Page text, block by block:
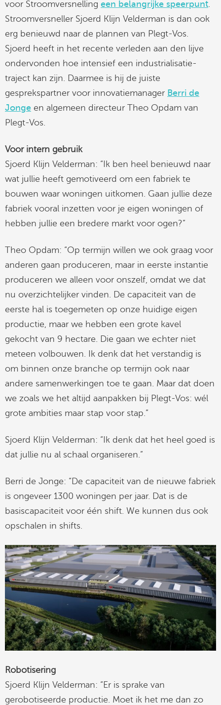
voor Stroomversnelling een belangrijke speerpunt.
Stroomversneller Sjoerd Klijn Velderman is dan ook
erg benieuwd naar de plannen van Plegt-Vos.
Sjoerd heeft in het recente verleden aan den lijve
ondervonden hoe intensief een industrialisatie-
traject kan zijn. Daarmee is hij de juiste
gesprekspartner voor innovatiemanager Berri de
Jonge en algemeen directeur Theo Opdam van
Plegt-Vos.
Voor intern gebruik
Sjoerd Klijn Velderman: “Ik ben heel benieuwd naar
wat jullie heeft gemotiveerd om een fabriek te
bouwen waar woningen uitkomen. Gaan jullie deze
fabriek vooral inzetten voor je eigen woningen of
hebben jullie een bredere markt voor ogen?”
Theo Opdam: “Op termijn willen we ook graag voor
anderen gaan produceren, maar in eerste instantie
produceren we alleen voor onszelf, omdat we dat
nu overzichtelijker vinden. De capaciteit van de
eerste hal is toegemeten op onze huidige eigen
productie, maar we hebben een grote kavel
gekocht van 9 hectare. Die gaan we echter niet
meteen volbouwen. Ik denk dat het verstandig is
om binnen onze branche op termijn ook naar
andere samenwerkingen toe te gaan. Maar dat doen
we zoals we het altijd aanpakken bij Plegt-Vos: wél
grote ambities maar stap voor stap.”
Sjoerd Klijn Velderman: “Ik denk dat het heel goed is
dat jullie nu al schaal organiseren.”
Berri de Jonge: “De capaciteit van de nieuwe fabriek
is ongeveer 1300 woningen per jaar. Dat is de
basiscapaciteit voor één shift. We kunnen dus ook
opschalen in shifts.
Robotisering
Sjoerd Klijn Velderman: “Er is sprake van
gerobotiseerde productie. Moet ik het me dan zo